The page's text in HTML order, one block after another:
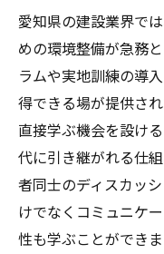
ム
若者向けの
未来の建設
教育と実践
チ
愛知県の未
地域共創を目指
るもの
愛知県の建設業界で
めの環境整備が急務
ラムや実地訓練の導
得できる場が提供さ
直接学ぶ機会を設け
代に引き継がれる仕
者同士のディスカッ
けでなくコミュニケ
性も学ぶことができ